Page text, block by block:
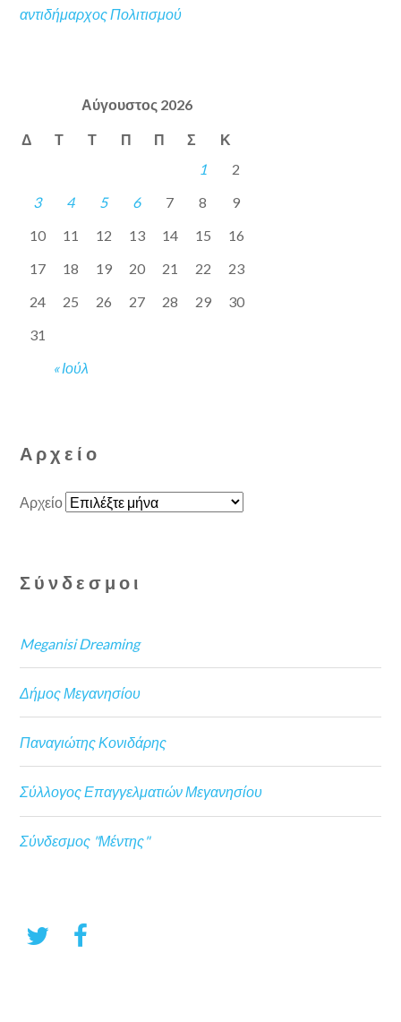
αντιδήμαρχος Πολιτισμού
Αύγουστος 2026
Δ Τ Τ Π Π Σ Κ
« Ιούλ
1
2
3
4 5 6 7 8
9
10
11 12 13 14 15
16
17
18 19 20 21 22
23
24
25 26 27 28 29
30
31
Αρχείο
Αρχείο
Σύνδεσμοι
Meganisi Dreaming
Δήμος Μεγανησίου
Παναγιώτης Κονιδάρης
Σύλλογος Επαγγελματιών Μεγανησίου
Σύνδεσμος "Μέντης"